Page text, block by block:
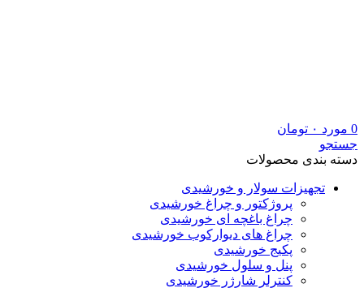
0 مورد ۰ تومان
جستجو
دسته بندی محصولات
تجهیزات سولار و خورشیدی
پروژکتور و چراغ خورشیدی
چراغ باغچه ای خورشیدی
چراغ های دیوارکوب خورشیدی
پکیج خورشیدی
پنل و سلول خورشیدی
کنترلر شارژر خورشیدی